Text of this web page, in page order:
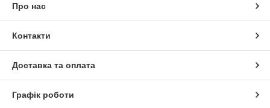
Про нас
Контакти
Доставка та оплата
Графік роботи